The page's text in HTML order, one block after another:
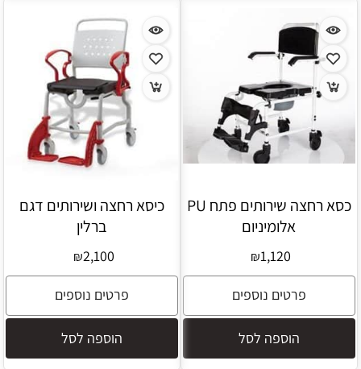
כסא רחצה שירותים פתח PU
אלומיניום
₪1,120
פרטים נוספים
הוספה לסל
כיסא רחצה ושירותים דגם
ברלין
₪2,100
פרטים נוספים
הוספה לסל